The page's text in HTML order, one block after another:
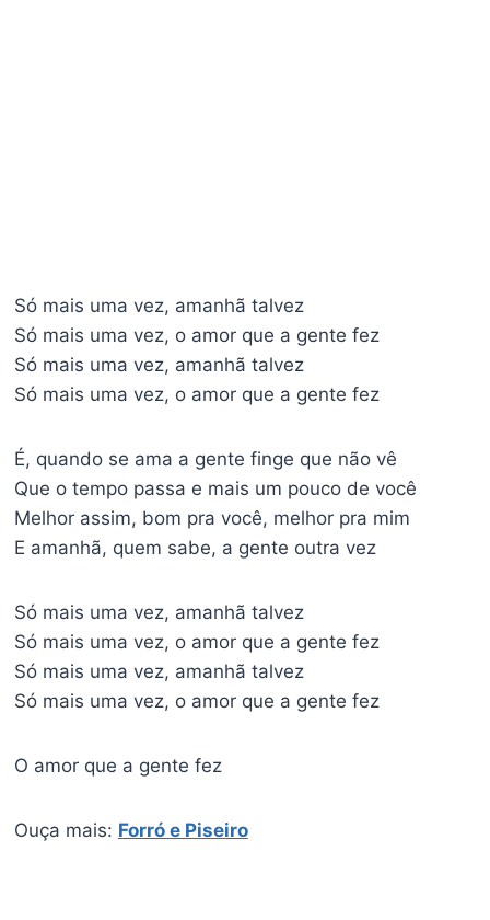
Só mais uma vez, amanhã talvez
Só mais uma vez, o amor que a gente fez
Só mais uma vez, amanhã talvez
Só mais uma vez, o amor que a gente fez
É, quando se ama a gente finge que não vê
Que o tempo passa e mais um pouco de você
Melhor assim, bom pra você, melhor pra mim
E amanhã, quem sabe, a gente outra vez
Só mais uma vez, amanhã talvez
Só mais uma vez, o amor que a gente fez
Só mais uma vez, amanhã talvez
Só mais uma vez, o amor que a gente fez
O amor que a gente fez
Ouça mais: Forró e Piseiro